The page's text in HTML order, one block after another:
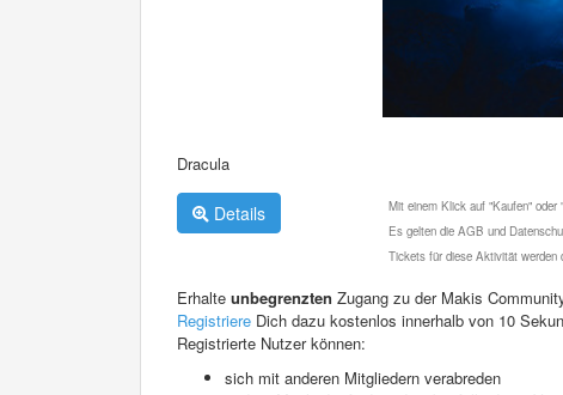
Dracula
Details
Mit einem Klick auf "Kaufen" oder
Es gelten die AGB und
Tickets für diese Aktivität werden
Erhalte unbegrenzten Zugang zu der Makis
Registriere Dich dazu kostenlos innerhalb von 10
Registrierte Nutzer können:
sich mit anderen Mitgliedern verabreden